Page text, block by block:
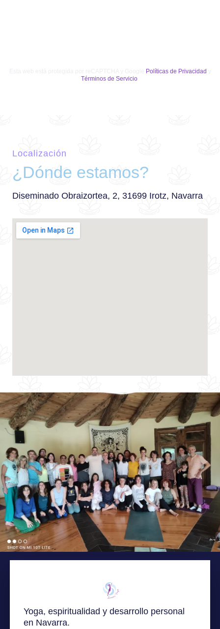
Políticas de Privacidad
Términos de Servicio
Localización
¿Dónde estamos?
Diseminado Obraizortea, 2, 31699 Irotz, Navarra
Yoga, espiritualidad y desarrollo personal
en Navarra.